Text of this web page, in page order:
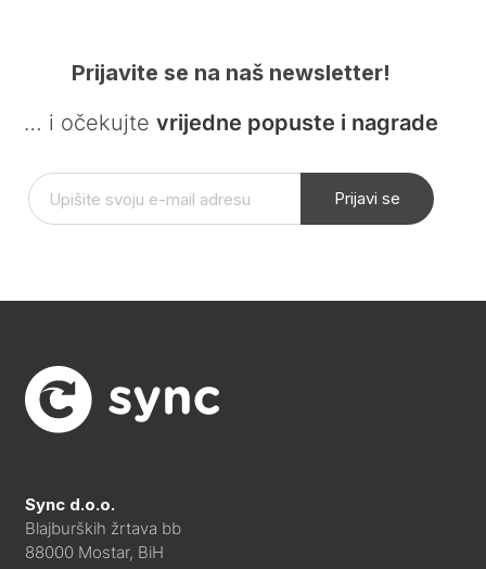
Prijavite se na naš newsletter!
… i očekujte vrijedne popuste i nagrade
Prijavi se
Sync d.o.o.
Blajburških žrtava bb
88000 Mostar, BiH